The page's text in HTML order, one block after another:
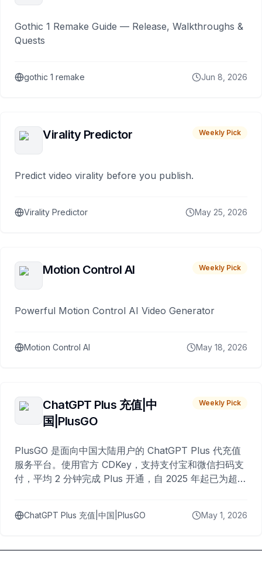
Gothic 1 Remake Guide — Release, Walkthroughs &
Quests
gothic 1 remake Jun 8, 2026
Virality Predictor Weekly Pick
Predict video virality before you publish.
Virality Predictor May 25, 2026
Motion Control AI Weekly Pick
Powerful Motion Control AI Video Generator
Motion Control AI May 18, 2026
ChatGPT Plus 充值|中
国|PlusGO
Weekly Pick
PlusGO 是面向中国大陆用户的 ChatGPT Plus 代充值
服务平台。使用官方 CDKey，支持支付宝和微信扫码支
付，平均 2 分钟完成 Plus 开通，自 2025 年起已为超过
ChatGPT Plus 充值|中国|PlusGO May 1, 2026